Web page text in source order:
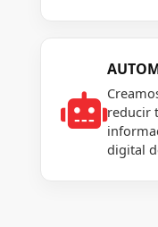
reducir
digital